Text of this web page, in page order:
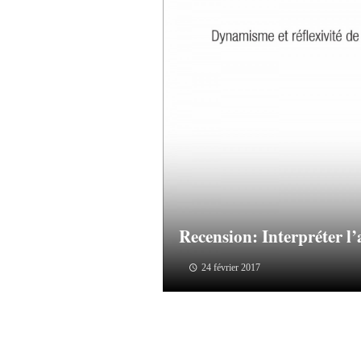
Recension: Interpréter
24 février 2017